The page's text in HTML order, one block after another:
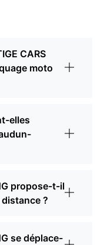
CARS
moto
elles
propose-t-il
?
se déplace-